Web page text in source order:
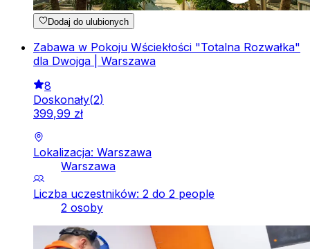
Dodaj do ulubionych
Zabawa w Pokoju Wściekłości "Totalna Rozwałka"
dla Dwojga | Warszawa
8
Doskonały(2)
399,99 zł
Lokalizacja: Warszawa
Warszawa
Liczba uczestników: 2 do 2 people
2 osoby